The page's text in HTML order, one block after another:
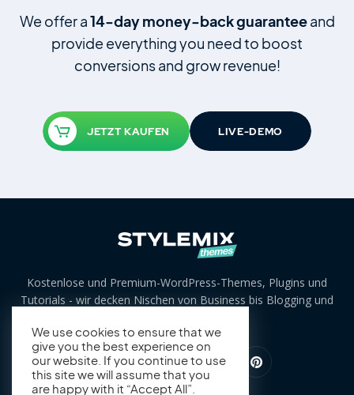
We offer a 14‑day money‑back guaranteeand
provide everything you need to boost
conversions and grow revenue!
JETZT KAUFEN LIVE-DEMO
Kostenlose und Premium-WordPress-Themes, Plugins und
Tutorials - wir decken Nischen von Business bis Blogging und
We use cookies to ensure that we
give you the best experience on
our website. If you continue to use
this site we will assume that you
are happy with it “Accept All”.